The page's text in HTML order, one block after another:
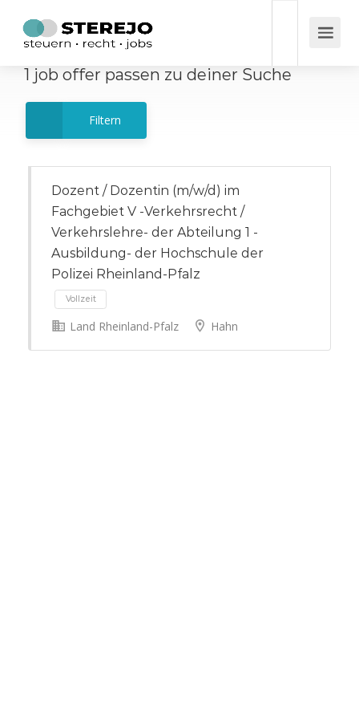
1 job offer passen zu deiner Suche
Filtern
Dozent / Dozentin (m/w/d) im
Fachgebiet V -Verkehrsrecht /
Verkehrslehre- der Abteilung 1 -
Ausbildung- der Hochschule der
Polizei Rheinland-Pfalz
Vollzeit
Land Rheinland-Pfalz Hahn